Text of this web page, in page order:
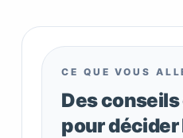
CE QUE VOUS
Des
pour décider